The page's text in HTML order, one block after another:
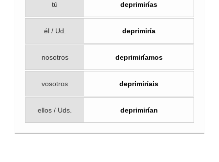
tú deprimirías
él / Ud. deprimiría
nosotros deprimiríamos
vosotros deprimiríais
ellos / Uds. deprimirían